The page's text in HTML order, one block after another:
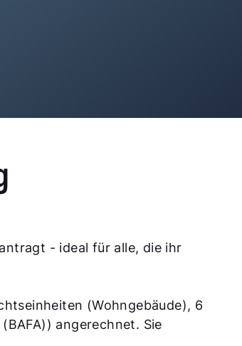
- ideal für alle, die ihr
(Wohngebäude), 6
angerechnet. Sie
wir Ihnen helfen?